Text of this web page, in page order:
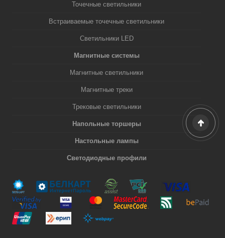
Точечные светильники
Встраиваемые точечные светильники
Светильники LED
Магнитные системы
Магнитные светильники
Магнитные треки
Трековые светильники
Напольные торшеры
Настольные лампы
Светодиодные профили